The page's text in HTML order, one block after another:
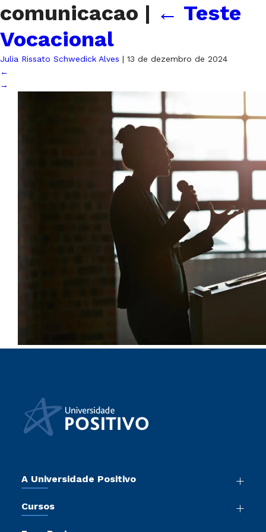
comunicacao | ← Teste
Vocacional
Julia Rissato Schwedick Alves | 13 de dezembro de 2024
←
→
A Universidade Positivo
Sala de Imprensa
Cursos